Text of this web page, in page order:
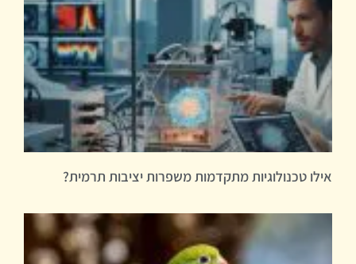
אילו טכנולוגיות מתקדמות משפרות יציבות תרמית?